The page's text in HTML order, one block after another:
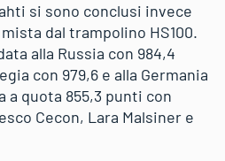
si sono conclusi invece
dal trampolino HS100.
alla Russia con 984,4
con 979,6 e alla Germania
a quota 855,3 punti con
Cecon, Lara Malsiner e